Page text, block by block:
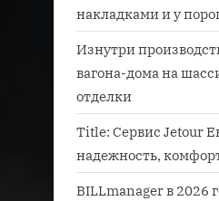
накладками и у
Изнутри
вагона-дома на
отделки
Title: Сервис Jetour
надежность,
BILLmanager в 2026